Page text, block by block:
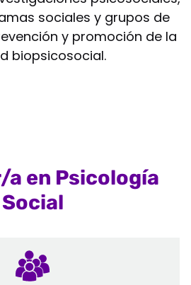
sociales y grupos de
y promoción de la
biopsicosocial.
a en Psicología
Social